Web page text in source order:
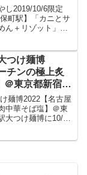
ット」カニ味
ランとの冷やし
佃煮など具材
し2019/10/6限定
町駅】「カニとサ
ん＋リゾット」カ
きました。【海老
つけ麺博
チンの極上炙
＠東京都新宿区
麺博に10/29
に展開されて
くよかな鶏スー
た。
麺博2022【名古屋
中華そば塩】＠東
大つけ麺博に10/29